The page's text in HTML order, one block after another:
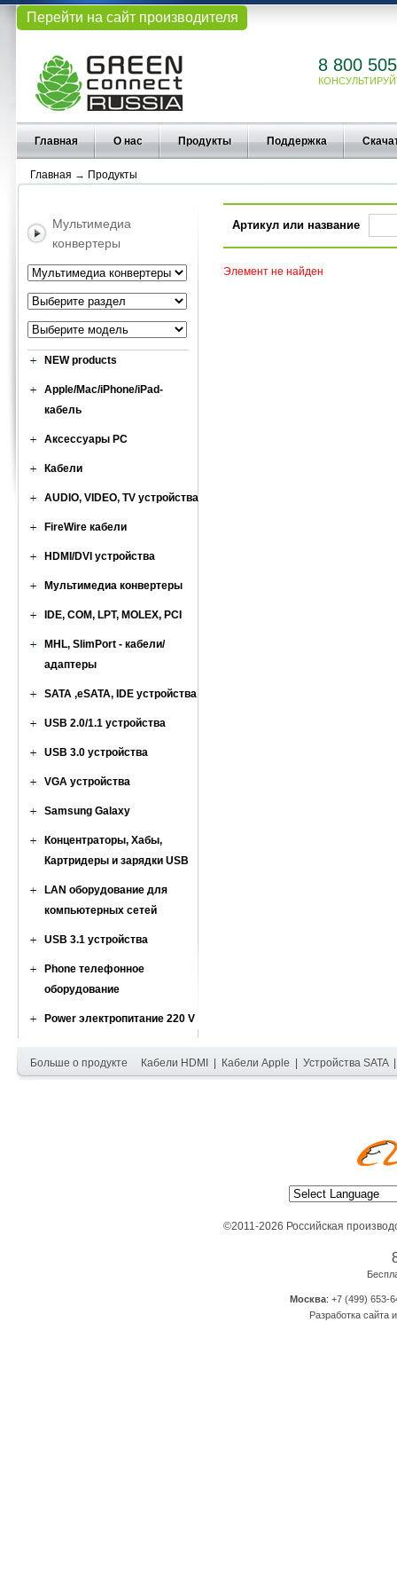
Перейти на сайт производителя
8 800
Главная О нас Продукты Поддержка
Главная → Продукты
Мультимедиа
конвертеры
NEW products
Apple/Mac/iPhone/iPad-
кабель
Аксессуары PC
Кабели
AUDIO, VIDEO, TV устройства
FireWire кабели
HDMI/DVI устройства
Мультимедиа конвертеры
IDE, COM, LPT, MOLEX, PCI
MHL, SlimPort - кабели/
адаптеры
SATA ,eSATA, IDE устройства
USB 2.0/1.1 устройства
USB 3.0 устройства
VGA устройства
Samsung Galaxy
Концентраторы, Хабы,
Картридеры и зарядки USB
LAN оборудование для
компьютерных сетей
USB 3.1 устройства
Phone телефонное
оборудование
Power электропитание 220 V
Артикул или название
Элемент не найден
Больше о продукте Кабели HDMI Кабели Apple Устройства SATA
©2011-2026 Российская
Москва: +7 (499) 653-
Разработка сайта